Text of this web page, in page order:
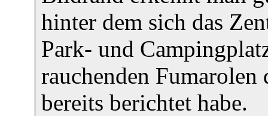
hinter dem sich das
Park- und
rauchenden
bereits berichtet habe.